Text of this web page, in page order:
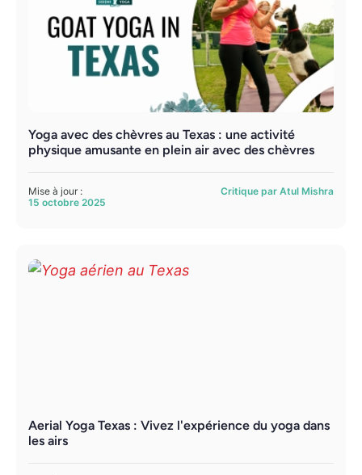
Yoga avec des chèvres au Texas : une activité
physique amusante en plein air avec des chèvres
Mise à jour :
15 octobre 2025
Critique par Atul Mishra
Aerial Yoga Texas : Vivez l'expérience du yoga dans
les airs